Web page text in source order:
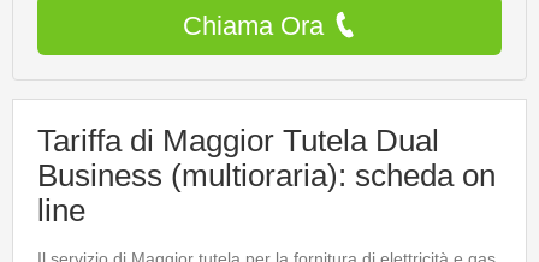
Chiama Ora
Tariffa di Maggior Tutela Dual
Business (multioraria): scheda on
line